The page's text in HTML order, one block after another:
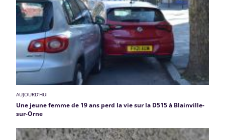
AUJOURD'HUI
Une jeune femme de 19 ans perd la vie sur la D515 à Blainville-
sur-Orne